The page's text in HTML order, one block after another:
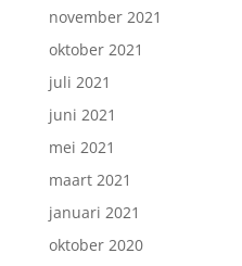
november 2021
oktober 2021
juli 2021
juni 2021
mei 2021
maart 2021
januari 2021
oktober 2020